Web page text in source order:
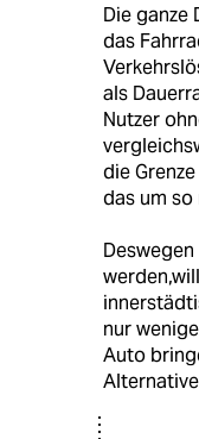
Die ganze
das
als
Nutzer
die
das um
nur
Auto